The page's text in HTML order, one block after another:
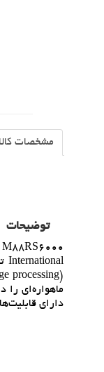
مشخصات کالا
توضیحات
ماهواره‌اي را
داراي